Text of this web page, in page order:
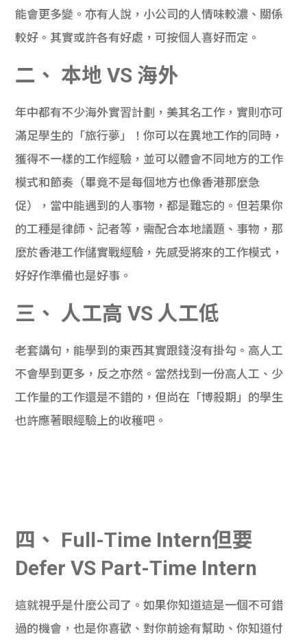
機
de
貸款
101
能會更多變。亦有人說，小公司的人情味較濃、關係
較好。其實或許各有好處，可按個人喜好而定。
二、 本地 VS 海外
年中都有不少海外實習計劃，美其名工作，實則亦可
滿足學生的「旅行夢」！你可以在異地工作的同時，
獲得不一樣的工作經驗，並可以體會不同地方的工作
模式和節奏（畢竟不是每個地方也像香港那麼急
促），當中能遇到的人事物，都是難忘的。但若果你
的工種是律師、記者等，需配合本地議題、事物，那
麼於香港工作儲實戰經驗，先感受將來的工作模式，
好好作準備也是好事。
三、 人工高 VS 人工低
老套講句，能學到的東西其實跟錢沒有掛勾。高人工
不會學到更多，反之亦然。當然找到一份高人工、少
工作量的工作還是不錯的，但尚在「博殺期」的學生
也許應著眼經驗上的收穫吧。
四、 Full-Time Intern但要
Defer VS Part-Time Intern
這就視乎是什麼公司了。如果你知道這是一個不可錯
過的機會，也是你喜歡、對你前途有幫助、你知道付